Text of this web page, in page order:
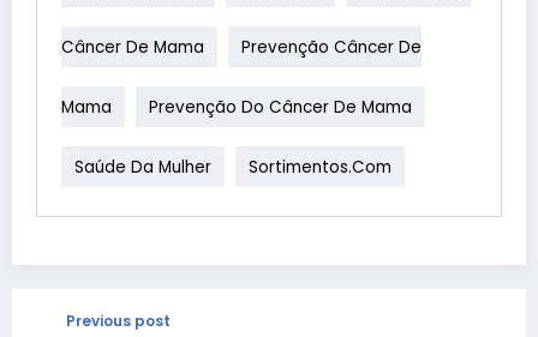
Câncer De Mama Prevenção Câncer De
Mama Prevenção Do Câncer De Mama
Saúde Da Mulher Sortimentos.com
Previous post